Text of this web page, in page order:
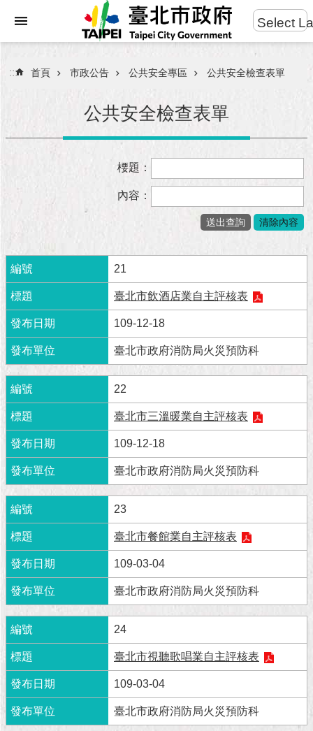
進
搜
市
團
政
公
告
施
政
願
景
成
果
政
資
料
館
發
現
臺
北
活
動
主
Select
::: 首頁 市政公告 公共安全專區 公共安全檢查表單
公共安全檢查表單
楆題：
內容：
21
臺北市飲酒店業自主評核表
109-12-18
臺北市政府消防局火災預防科
22
臺北市三溫暖業自主評核表
109-12-18
臺北市政府消防局火災預防科
23
臺北市餐館業自主評核表
109-03-04
臺北市政府消防局火災預防科
24
臺北市視聽歌唱業自主評核表
109-03-04
臺北市政府消防局火災預防科